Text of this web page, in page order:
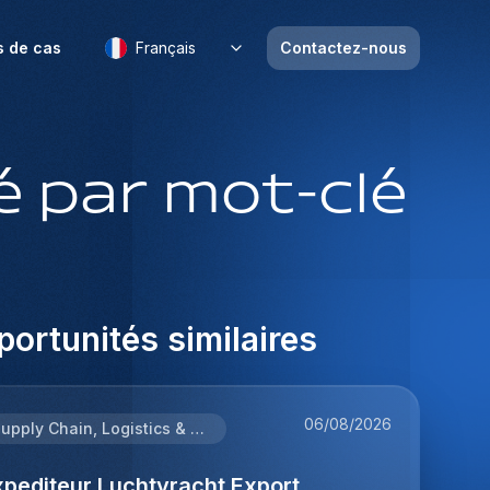
de cas Français Contactez-nous
par mot-clé
similaires
Supply Chain, Logistics & Procurement 06/08/2026